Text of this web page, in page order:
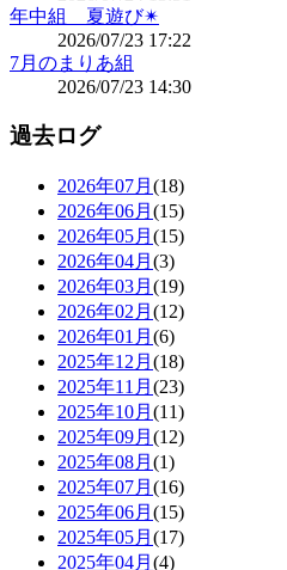
年中組 夏遊び✴
2026/07/23 17:22
7月のまりあ組
2026/07/23 14:30
過去ログ
2026年07月 (18)
2026年06月 (15)
2026年05月 (15)
2026年04月 (3)
2026年03月 (19)
2026年02月 (12)
2026年01月 (6)
2025年12月 (18)
2025年11月 (23)
2025年10月 (11)
2025年09月 (12)
2025年08月 (1)
2025年07月 (16)
2025年06月 (15)
2025年05月 (17)
2025年04月 (4)